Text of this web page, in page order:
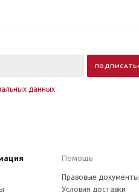
данных
Помощь
Правовые документы
Условия доставки